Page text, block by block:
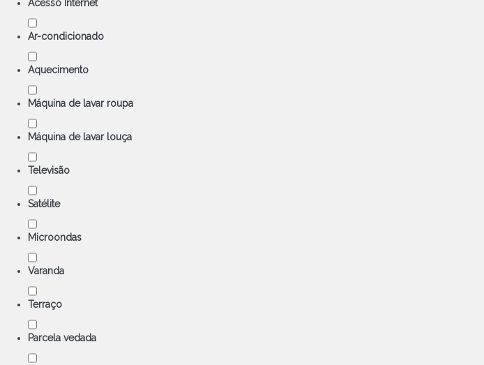
Acesso Internet
Ar-condicionado
Aquecimento
Máquina de lavar roupa
Máquina de lavar louça
Televisão
Satélite
Microondas
Varanda
Terraço
Parcela vedada